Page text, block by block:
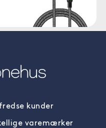
kunder
varemærker